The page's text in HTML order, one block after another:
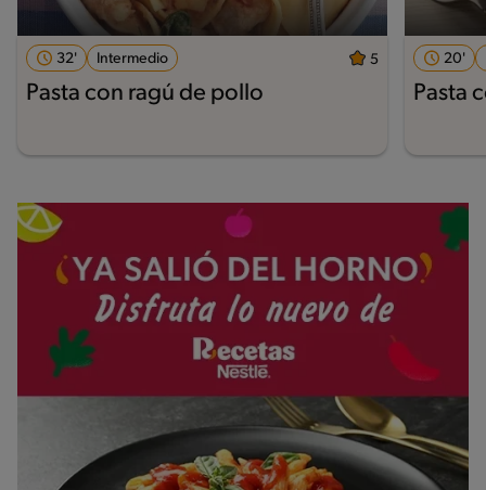
32' Intermedio 5
Pasta con ragú de pollo
20'
Pasta